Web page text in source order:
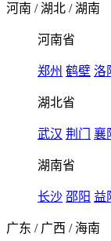
河南 /湖北 /湖南
河南省
郑州 鹤壁 洛
湖北省
武汉 荆门 襄
湖南省
长沙 邵阳 益
广东 / 广西 / 海南